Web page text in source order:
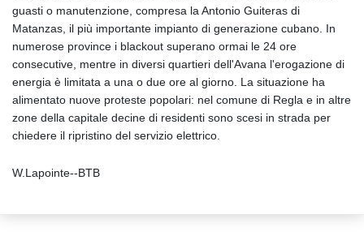
guasti o manutenzione, compresa la Antonio Guiteras di
Matanzas, il più importante impianto di generazione cubano. In
numerose province i blackout superano ormai le 24 ore
consecutive, mentre in diversi quartieri dell'Avana l'erogazione di
energia è limitata a una o due ore al giorno. La situazione ha
alimentato nuove proteste popolari: nel comune di Regla e in altre
zone della capitale decine di residenti sono scesi in strada per
chiedere il ripristino del servizio elettrico.
W.Lapointe--BTB